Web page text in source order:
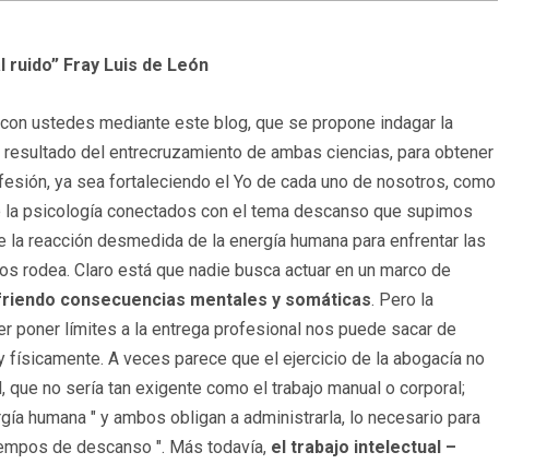
ruido” Fray Luis de León
ustedes mediante este blog, que se propone indagar la
del entrecruzamiento de ambas ciencias, para obtener
ya sea fortaleciendo el Yo de cada uno de nosotros, como
psicología conectados con el tema descanso que supimos
la reacción desmedida de la energía humana para enfrentar las
Claro está que nadie busca actuar en un marco de
consecuencias mentales y somáticas. Pero la
poner límites a la entrega profesional nos puede sacar de
A veces parece que el ejercicio de la abogacía no
no sería tan exigente como el trabajo manual o corporal;
humana " y ambos obligan a administrarla, lo necesario para
de descanso ". Más todavía, el trabajo intelectual –